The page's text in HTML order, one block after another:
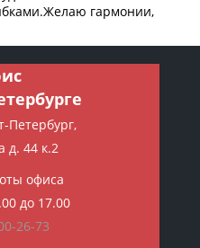
гармонии,
Петербург,
д. 44 к.2
офиса
до 17.00
26-73